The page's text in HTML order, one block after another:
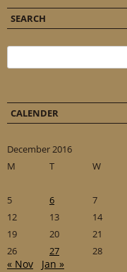
SEARCH
CALENDER
December 2016
M
T W
5
6 7
12
13 14
19
20 21
26
27 28
« Nov Jan »